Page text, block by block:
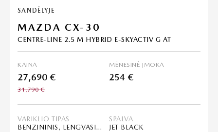
SANDĖLYJE
MAZDA CX-30
CENTRE-LINE 2.5 M HYBRID E-SKYACTIV G AT
KAINA
27,690 €
31,790 €
MĖNESINĖ ĮMOKA
254 €
VARIKLIO TIPAS
BENZININIS, LENGVASIS HIBRIDAS (MHEV)
SPALVA
JET BLACK